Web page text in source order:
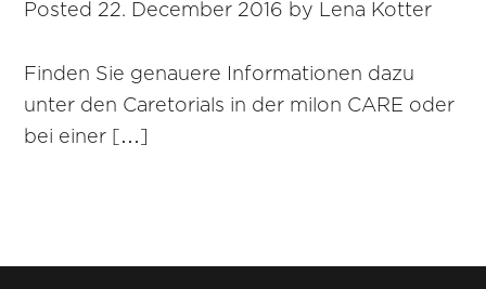
Posted22. December 2016 by Lena Kotter
Finden Sie genauere Informationen dazu
unter den Caretorials in der milon CARE oder
bei einer […]